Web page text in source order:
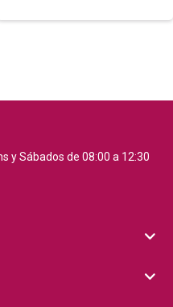
y Sábados de 08:00 a 12:30